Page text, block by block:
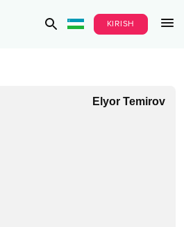
KIRISH
Elyor Temirov